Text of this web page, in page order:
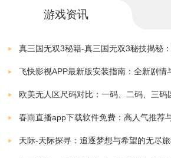
角色将影响玩家的决策和行动，为
系，以确保公司的稳定发展。
游戏资讯
天际-天际探寻：追逐梦想与希望的无尽